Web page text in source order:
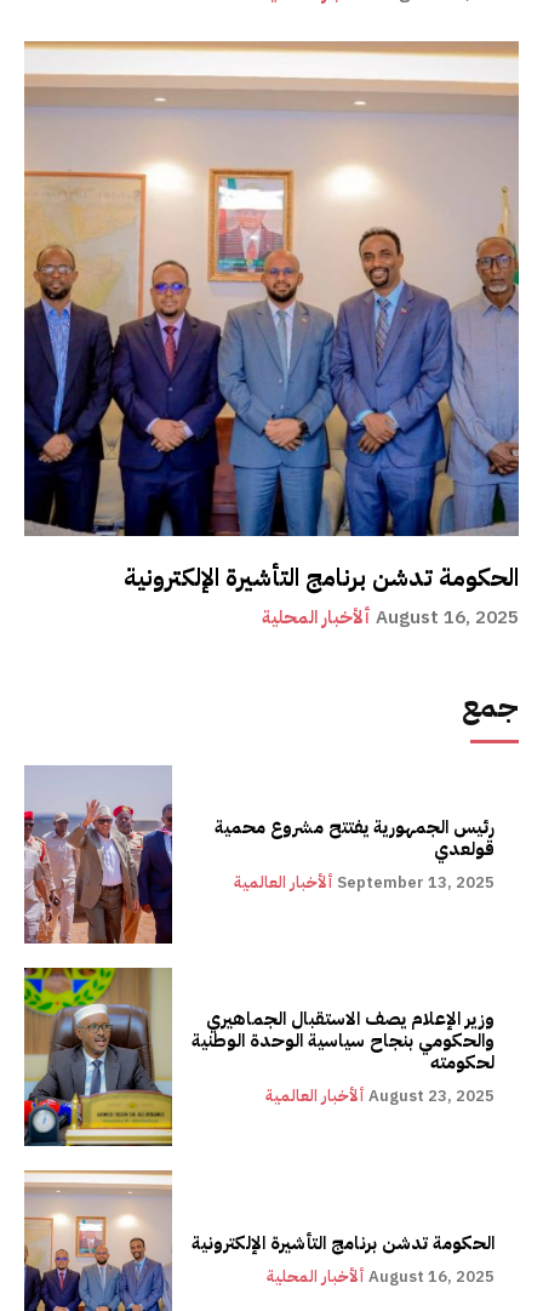
الحكومة تدشن برنامج التأشيرة الإلكترونية
ألأخبار المحلية August 16, 2025
جمع
رئيس الجمهورية يفتتح مشروع محمية
قولعدي
ألأخبار العالمية September 13, 2025
وزير الإعلام يصف الاستقبال الجماهيري
والحكومي بنجاح سياسية الوحدة الوطنية
لحكومته
ألأخبار العالمية August 23, 2025
الحكومة تدشن برنامج التأشيرة الإلكترونية
ألأخبار المحلية August 16, 2025